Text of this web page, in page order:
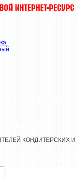
КОНДИТЕРСКИХ